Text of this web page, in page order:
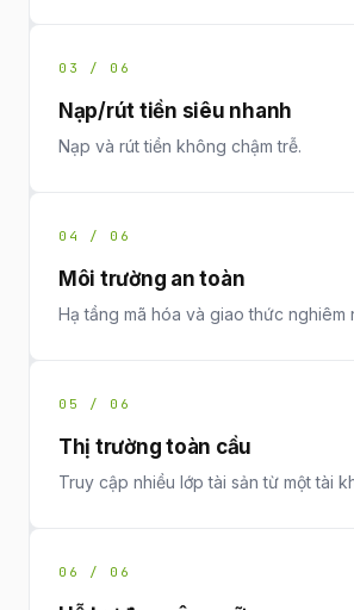
03 / 06
Nạp/rút tiền siêu nhanh
Nạp và rút tiền không chậm trễ.
04 / 06
Môi trường an toàn
Hạ tầng mã hóa và giao thức nghiêm
05 / 06
Thị trường toàn cầu
Truy cập nhiều lớp tài sản từ một tài
06 / 06